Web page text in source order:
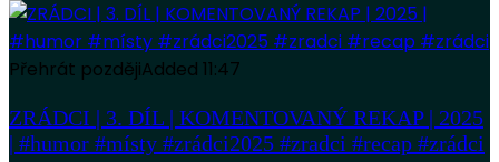
Přehrát pozdějiAdded 11:47
ZRÁDCI | 3. DÍL | KOMENTOVANÝ REKAP | 2025
| #humor #místy #zrádci2025 #zradci #recap #zrádci